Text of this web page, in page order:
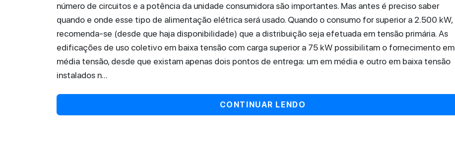
número de circuitos e a potência da unidade consumidora são importantes. Mas antes é preciso saber
quando e onde esse tipo de alimentação elétrica será usado. Quando o consumo for superior a 2.500 kW,
recomenda-se (desde que haja disponibilidade) que a distribuição seja efetuada em tensão primária. As
edificações de uso coletivo em baixa tensão com carga superior a 75 kW possibilitam o fornecimento em
média tensão, desde que existam apenas dois pontos de entrega: um em média e outro em baixa tensão
instalados n...
CONTINUAR LENDO